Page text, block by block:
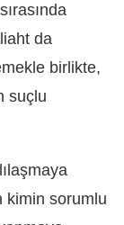
da
birlikte,
suçlu
kimin sorumlu